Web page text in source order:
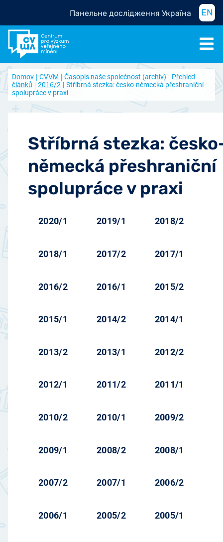
Панельне дослідження Україна EN
Domov CVVM Časopis naše společnost (archiv)
Přehled
článků
2016/2
Stříbrná stezka: česko-německá přeshraniční
spolupráce v praxi
Stříbrná stezka:
německá přeshraniční
spolupráce v praxi
2020/1 2019/1 2018/2
2018/1 2017/2 2017/1
2016/2 2016/1 2015/2
2015/1 2014/2 2014/1
2013/2 2013/1 2012/2
2012/1 2011/2 2011/1
2010/2 2010/1 2009/2
2009/1 2008/2 2008/1
2007/2 2007/1 2006/2
2006/1 2005/2 2005/1